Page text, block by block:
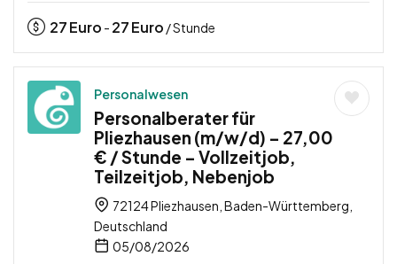
27Euro - 27Euro / Stunde
Personalwesen
Personalberater für
Pliezhausen (m/w/d) – 27,00
€ / Stunde – Vollzeitjob,
Teilzeitjob, Nebenjob
72124 Pliezhausen, Baden-Württemberg,
Deutschland
05/08/2026